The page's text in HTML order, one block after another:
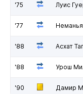
'75 Луис
'77
'88 Асхат
'88 Урош
'90 Дамир